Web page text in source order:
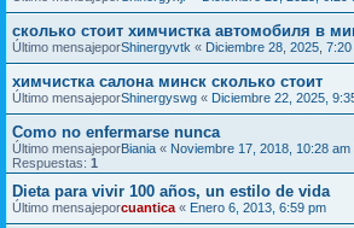
сколько стоит химчистка автомобиля в
Último mensajeporShinergyvtk « Diciembre 28, 2025, 7:20
химчистка салона минск сколько стоит
Último mensajeporShinergyswg « Diciembre 22, 2025,
Como no enfermarse nunca
Último mensajeporBiania « Noviembre 17, 2018, 10:28 am
Respuestas: 1
Dieta para vivir 100 años, un estilo de vida
Último mensajeporcuantica « Enero 6, 2013, 6:59 pm